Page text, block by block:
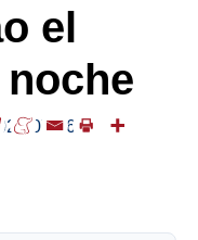
el
07-06